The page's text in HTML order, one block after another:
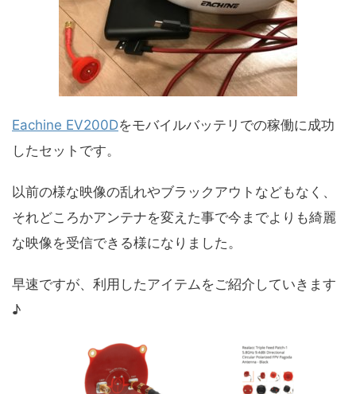
Eachine EV200Dをモバイルバッテリでの稼働に成功
したセットです。
以前の様な映像の乱れやブラックアウトなどもなく、
それどころかアンテナを変えた事で今までよりも綺麗
な映像を受信できる様になりました。
早速ですが、利用したアイテムをご紹介していきます
♪